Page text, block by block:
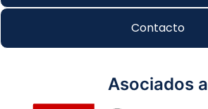
Contacto
Asociados a